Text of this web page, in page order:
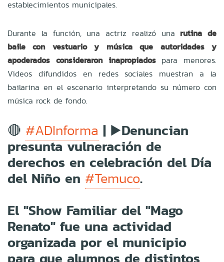
establecimientos municipales.
Durante la función, una actriz realizó una rutina de
baile con vestuario y música que autoridades y
apoderados consideraron inapropiadospara menores.
Videos difundidos en redes sociales muestran a la
bailarina en el escenario interpretando su número con
música rock de fondo.
🔴 #ADInforma | ▶️Denuncian
presunta vulneración de
derechos en celebración del Día
del Niño en #Temuco.
El "Show Familiar del "Mago
Renato" fue una actividad
organizada por el municipio